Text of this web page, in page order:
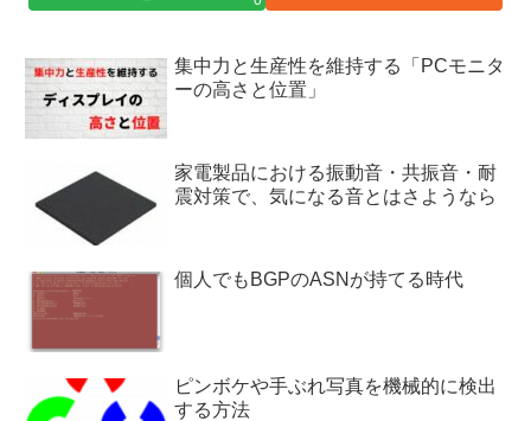
集中力と生産性を維持する「PCモニタ
ーの高さと位置」
家電製品における振動音・共振音・耐
震対策で、気になる音とはさようなら
個人でもBGPのASNが持てる時代
ピンボケや手ぶれ写真を機械的に検出
する方法